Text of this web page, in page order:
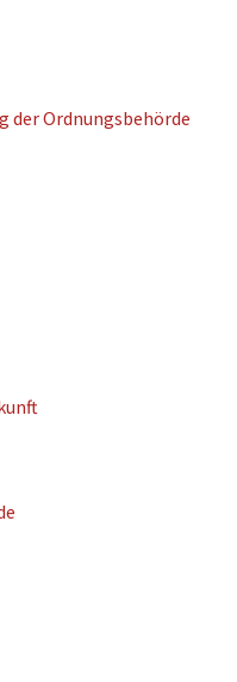
der Ordnungsbehörde